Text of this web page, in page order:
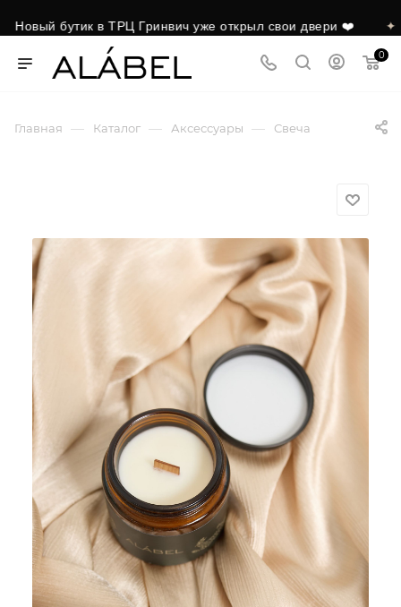
бутик в ТРЦ Гринвич уже открыл свои двери ❤️
0
Главная — Каталог — Аксессуары — Свеча